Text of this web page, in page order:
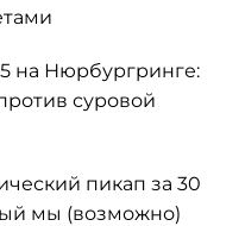
на Нюрбургринге:
суровой
пикап за 30
мы (возможно)